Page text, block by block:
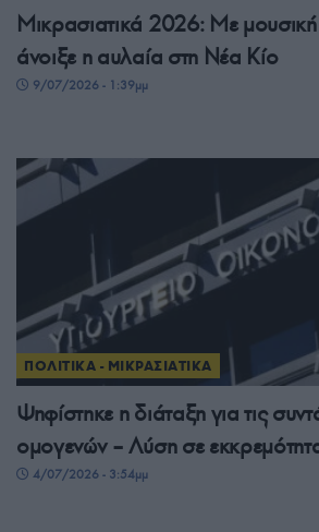
Μικρασιατικά 2026: Με μουσική
άνοιξε η αυλαία στη Νέα Κίο
9/07/2026 - 1:39μμ
ΠΟΛΙΤΙΚΑ - ΜΙΚΡΑΣΙΑΤΙΚΑ
Ψηφίστηκε η διάταξη για τις
ομογενών – Λύση σε
4/07/2026 - 3:54μμ